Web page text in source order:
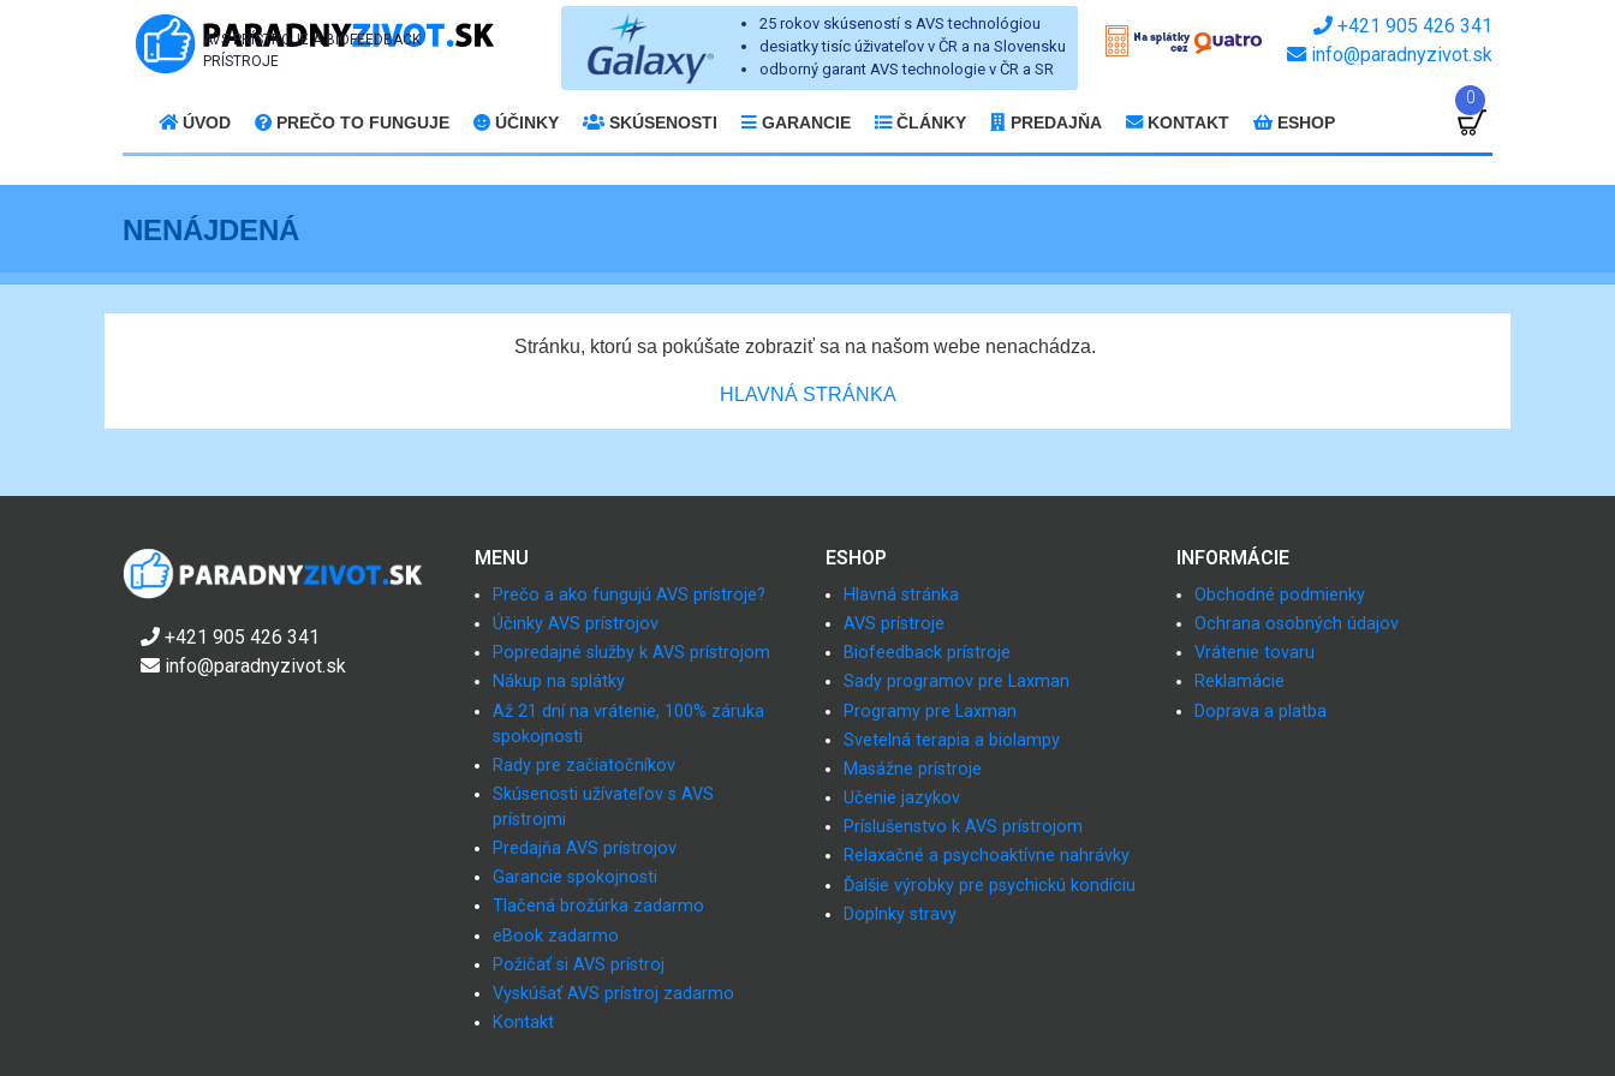
AVS PRÍSTROJE A BIOFEEDBACK
PRÍSTROJE
ÚVOD PREČO TO FUNGUJE ÚČINKY SKÚSENOSTI GARANCIE ČLÁNKY PREDAJŇA KONTAKT ESHOP
25 rokov skúseností s AVS technológiou
desiatky tisíc úživateľov v ČR a na Slovensku
odborný garant AVS technologie v ČR a SR
+421 905 426 341
info@paradnyzivot.sk
0
NENÁJDENÁ
Stránku, ktorú sa pokúšate zobraziť sa na našom webe nenachádza.
HLAVNÁ STRÁNKA
+421 905 426 341
info@paradnyzivot.sk
MENU
Prečo a ako fungujú AVS prístroje?
Účinky AVS prístrojov
Popredajné služby k AVS prístrojom
Nákup na splátky
Až 21 dní na vrátenie, 100% záruka
spokojnosti
Rady pre začiatočníkov
Skúsenosti užívateľov s AVS
prístrojmi
Predajňa AVS prístrojov
Garancie spokojnosti
Tlačená brožúrka zadarmo
eBook zadarmo
Požičať si AVS prístroj
Vyskúšať AVS prístroj zadarmo
Kontakt
ESHOP
Hlavná stránka
AVS prístroje
Biofeedback prístroje
Sady programov pre Laxman
Programy pre Laxman
Svetelná terapia a biolampy
Masážne prístroje
Učenie jazykov
Príslušenstvo k AVS prístrojom
Relaxačné a psychoaktívne nahrávky
Ďalšie výrobky pre psychickú kondíciu
Doplnky stravy
INFORMÁCIE
Obchodné podmienky
Ochrana osobných údajov
Vrátenie tovaru
Reklamácie
Doprava a platba